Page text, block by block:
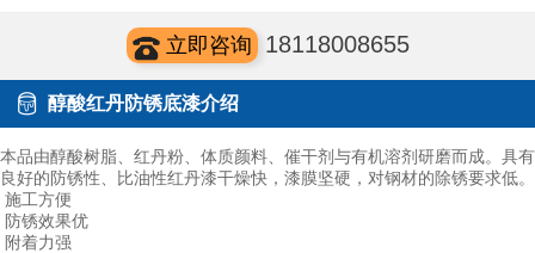
立即咨询 18118008655
醇酸红丹防锈底漆介绍
本品由醇酸树脂、红丹粉、体质颜料、催干剂与有机溶剂研磨而成。具有
良好的防锈性、比油性红丹漆干燥快，漆膜坚硬，对钢材的除锈要求低。
施工方便
防锈效果优
附着力强